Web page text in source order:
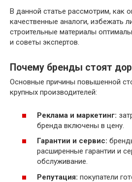
В данной статье рассмотрим, как
качественные аналоги, избежать
строительные материалы
и советы экспертов.
Почему бренды стоят
Основные причины повышенной
крупных производителей:
Реклама и маркетинг:
бренда включены в цену.
Гарантии и сервис:
расширенные гарантии и
обслуживание.
Репутация: покупатели